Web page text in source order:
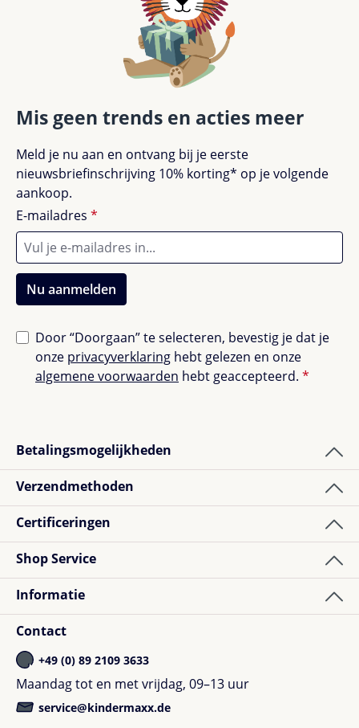
Mis geen trends en acties meer
Meld je nu aan en ontvang bij je eerste
nieuwsbriefinschrijving 10% korting* op je volgende
aankoop.
E-mailadres *
Nu aanmelden
Door “Doorgaan” te selecteren, bevestig je dat je
onze privacyverklaring hebt gelezen en onze
algemene voorwaarden hebt geaccepteerd. *
Betalingsmogelijkheden
Verzendmethoden
Certificeringen
Shop Service
Informatie
Contact
+49 (0) 89 2109 3633
Maandag tot en met vrijdag, 09–13 uur
service@kindermaxx.de